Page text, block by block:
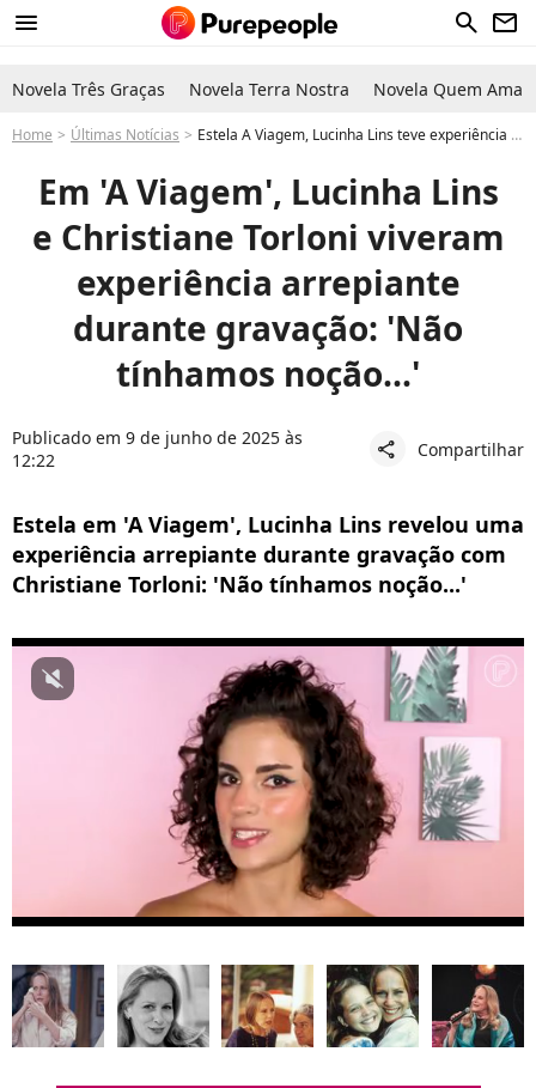
menu search newsletter
Novela Três Graças Novela Terra Nostra Novela Quem Ama
Home Últimas Notícias Estela A Viagem, Lucinha Lins teve experiência de arrepiar em gravação da novela com Christiane Torloni: 'Não tínhamos...'
Em 'A Viagem', Lucinha Lins
e Christiane Torloni viveram
experiência arrepiante
durante gravação: 'Não
tínhamos noção...'
Publicado em 9 de junho de 2025 às
12:22
share Compartilhar
Estela em 'A Viagem', Lucinha Lins revelou uma
experiência arrepiante durante gravação com
Christiane Torloni: 'Não tínhamos noção...'